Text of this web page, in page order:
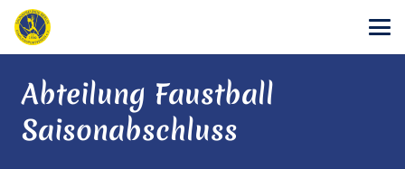
Abteilung Faustball
Saisonabschluss